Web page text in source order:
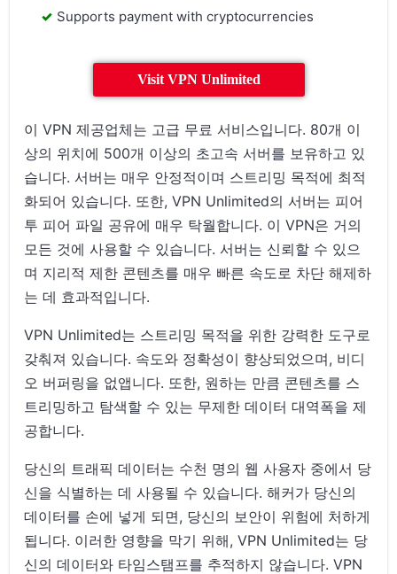
Supports payment with cryptocurrencies
Visit VPN Unlimited
이 VPN 제공업체는 고급 무료 서비스입니다. 80개 이
상의 위치에 500개 이상의 초고속 서버를 보유하고 있
습니다. 서버는 매우 안정적이며 스트리밍 목적에 최적
화되어 있습니다. 또한, VPN Unlimited의 서버는 피어
투 피어 파일 공유에 매우 탁월합니다. 이 VPN은 거의
모든 것에 사용할 수 있습니다. 서버는 신뢰할 수 있으
며 지리적 제한 콘텐츠를 매우 빠른 속도로 차단 해제하
는 데 효과적입니다.
VPN Unlimited는 스트리밍 목적을 위한 강력한 도구로
갖춰져 있습니다. 속도와 정확성이 향상되었으며, 비디
오 버퍼링을 없앱니다. 또한, 원하는 만큼 콘텐츠를 스
트리밍하고 탐색할 수 있는 무제한 데이터 대역폭을 제
공합니다.
당신의 트래픽 데이터는 수천 명의 웹 사용자 중에서 당
신을 식별하는 데 사용될 수 있습니다. 해커가 당신의
데이터를 손에 넣게 되면, 당신의 보안이 위험에 처하게
됩니다. 이러한 영향을 막기 위해, VPN Unlimited는 당
신의 데이터와 타임스탬프를 추적하지 않습니다. VPN